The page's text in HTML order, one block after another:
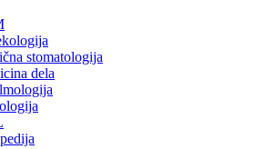
stomatologija
dela